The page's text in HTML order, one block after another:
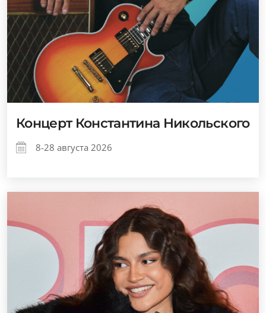
Концерт Константина Никольского
8-28 августа 2026